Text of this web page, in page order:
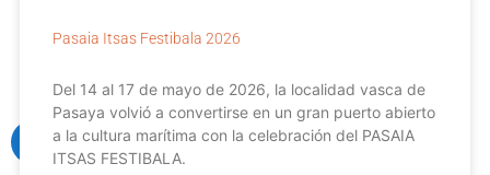
Pasaia Itsas Festibala 2026
Del 14 al 17 de mayo de 2026, la localidad vasca de
Pasaya volvió a convertirse en un gran puerto abierto
a la cultura marítima con la celebración del PASAIA
ITSAS FESTIBALA.